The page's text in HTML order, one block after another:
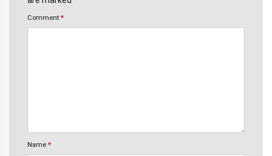
Comment *
Name *